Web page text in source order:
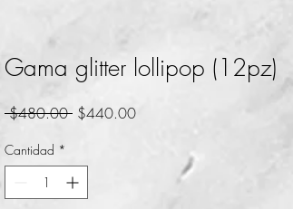
Gama glitter lollipop (12pz)
$480.00 Precio
$440.00Precio
Cantidad *